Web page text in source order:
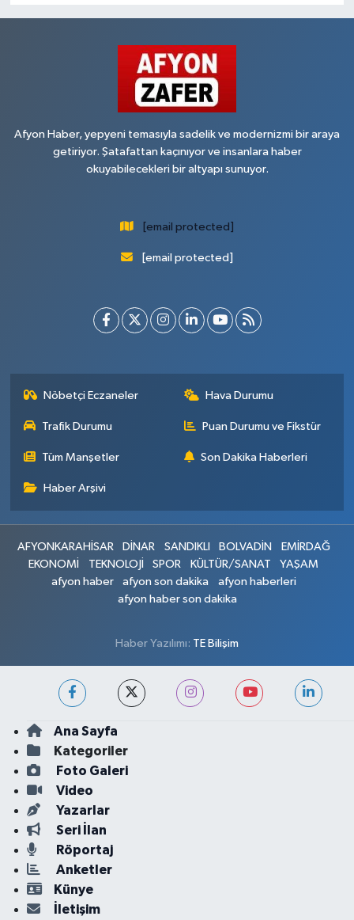
Afyon Haber, yepyeni temasıyla sadelik ve modernizmi bir araya
getiriyor. Şatafattan kaçınıyor ve insanlara haber
okuyabilecekleri bir altyapı sunuyor.
[email protected]
[email protected]
Nöbetçi Eczaneler Hava Durumu
Trafik Durumu Puan Durumu ve Fikstür
Tüm Manşetler Son Dakika Haberleri
Haber Arşivi
AFYONKARAHİSAR DİNAR SANDIKLI BOLVADİN
EMİRDAĞ
EKONOMİ
TEKNOLOJİ SPOR KÜLTÜR/SANAT
YAŞAM
afyon haber
afyon son dakika
afyon haberleri
afyon haber son dakika
Haber Yazılımı: TE Bilişim
Ana Sayfa
Kategoriler
Foto Galeri
Video
Yazarlar
Seri İlan
Röportaj
Anketler
Künye
İletişim